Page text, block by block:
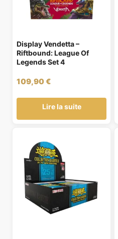
Display Vendetta –
Riftbound: League Of
Legends Set 4
109,90€
Lire la suite